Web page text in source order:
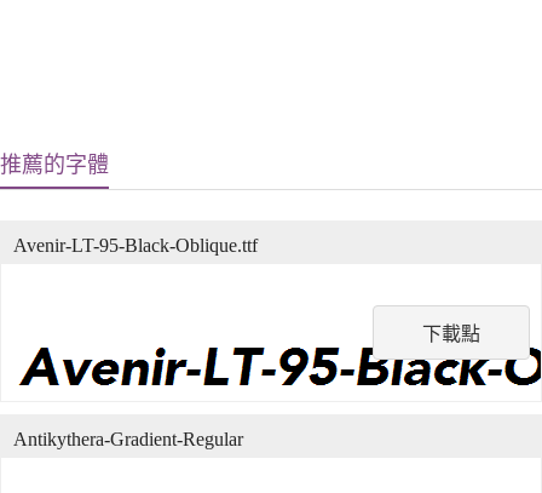
推薦的字體
下載點
Avenir-LT-95-Black-Oblique.ttf
Antikythera-Gradient-Regular